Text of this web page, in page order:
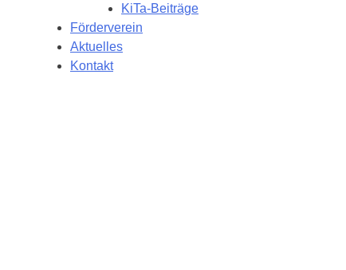
KiTa-Beiträge
Förderverein
Aktuelles
Kontakt